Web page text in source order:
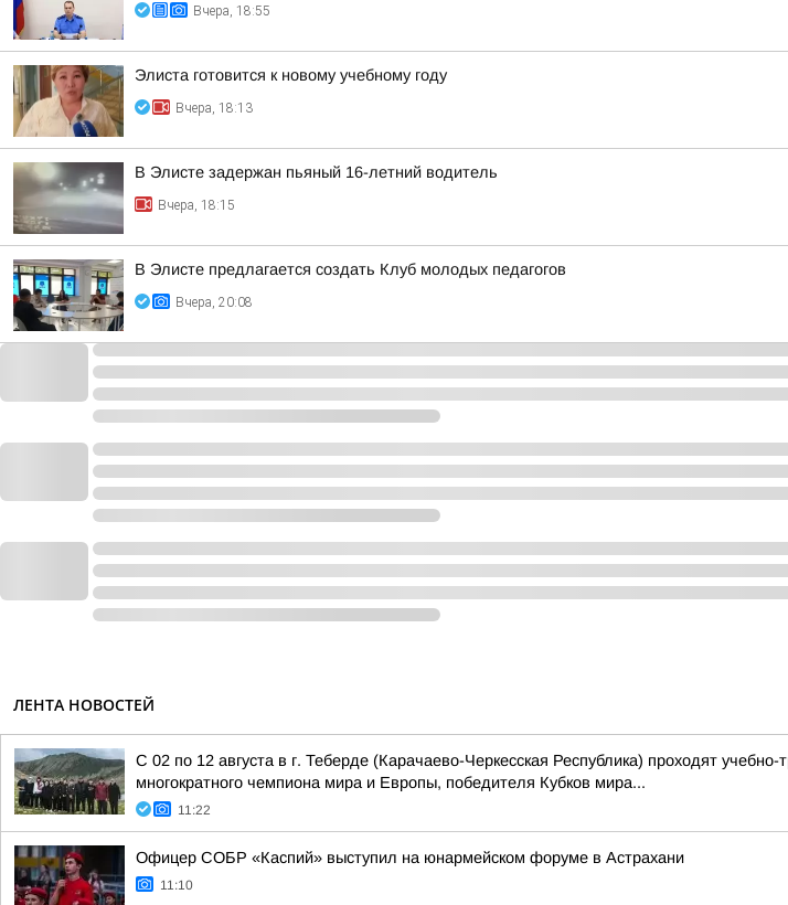
Вчера, 18:55
Элиста готовится к новому учебному году
Вчера, 18:13
В Элисте задержан пьяный 16-летний водитель
Вчера, 18:15
В Элисте предлагается создать Клуб молодых педагогов
Вчера, 20:08
ЛЕНТА НОВОСТЕЙ
С 02 по 12 августа в г. Теберде (Карачаево-Черкесская Республика) проходят
многократного чемпиона мира и Европы, победителя Кубков мира...
11:22
Офицер СОБР «Каспий» выступил на юнармейском форуме в Астрахани
11:10